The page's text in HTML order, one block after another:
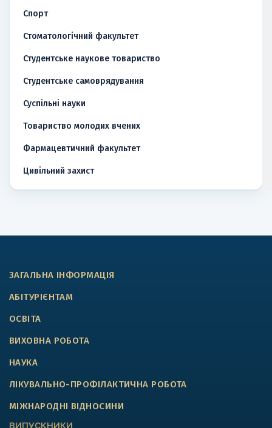
Спорт
Стоматологічний факультет
Студентське наукове товариство
Студентське самоврядування
Суспільні науки
Товариство молодих вчених
Фармацевтичний факультет
Цивільний захист
ЗАГАЛЬНА ІНФОРМАЦІЯ
АБІТУРІЄНТАМ
ОСВІТА
ВИХОВНА РОБОТА
НАУКА
ЛІКУВАЛЬНО-ПРОФІЛАКТИЧНА РОБОТА
МІЖНАРОДНІ ВІДНОСИНИ
ВИПУСКНИКИ